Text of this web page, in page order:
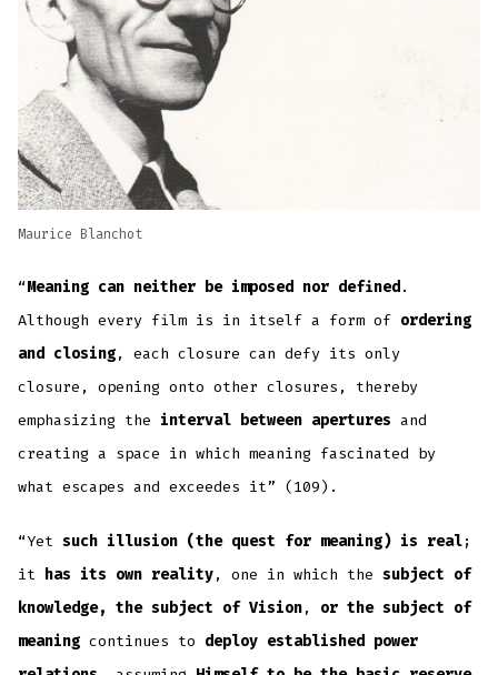
Maurice Blanchot
“Meaning can neither be imposed nor defined.
Although every film is in itself a form of ordering
and closing, each closure can defy its only
closure, opening onto other closures, thereby
emphasizing the interval between apertures and
creating a space in which meaning fascinated by
what escapes and exceedes it” (109).
“Yetsuch illusion (the quest for meaning) is real;
it has its own reality, one in which thesubject of
knowledge, the subject of Vision, or the subject of
meaning continues to deploy established power